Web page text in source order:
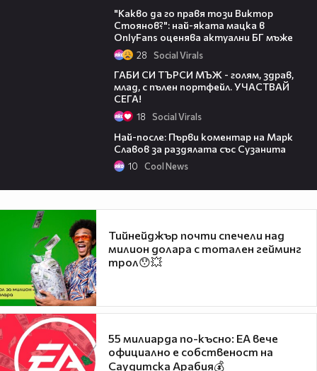
"Какво да го правя този Виктор
Стоянов?": най-яката мацка в
OnlyFans оценява актуални БГ мъже
28 Social Virals
ГАБИ СИ ТЪРСИ МЪЖ - голям, здрав,
млад, с пълен портфейл. УЧАСТВАЙ
СЕГА!
18 Social Virals
Най-после: Първи коментар на Марк
Славов за раздялата със Сузанита
10 Cool News
Тийнейджър почти спечели над
милион долара с тотален гейминг
трол😯💥
55 милиарда по-късно: EA вече
официално е собственост на
Саудитска Арабия💰